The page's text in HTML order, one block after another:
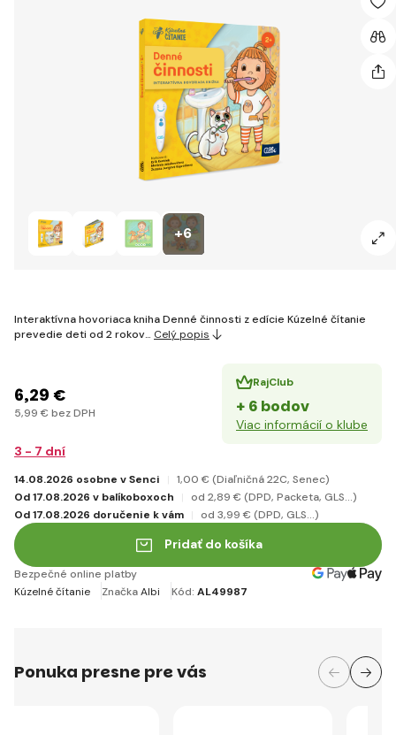
+6
Interaktívna hovoriaca kniha Denné činnosti z edície Kúzelné čítanie
prevedie deti od 2 rokov… Celý popis
6,29 €
5,99 € bez DPH
RajClub
+ 6 bodov
Viac informácií o klube
3 - 7 dní
14.08.2026 osobne v Senci 1,00 € (Diaľničná 22C, Senec)
Od 17.08.2026 v balíkoboxoch
od 2,89 € (DPD, Packeta, GLS...)
Od 17.08.2026 doručenie k vám
od 3,99 € (DPD, GLS...)
Pridať do košíka
Bezpečné online platby
Kúzelné čítanie
ZnačkaAlbi Kód: AL49987
Ponuka presne pre vás